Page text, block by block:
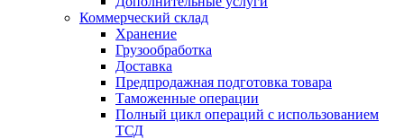
Коммерческий склад
Хранение
Грузообработка
Доставка
Предпродажная подготовка товара
Таможенные операции
Полный цикл операций с использованием
ТСД